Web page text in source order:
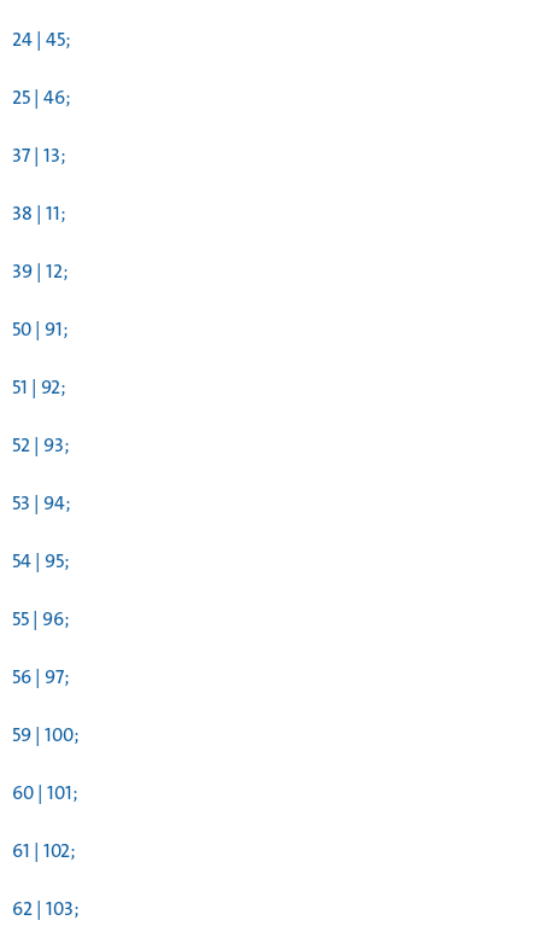
24 | 45;
25 | 46;
37 | 13;
38 | 11;
39 | 12;
50 | 91;
51 | 92;
52 | 93;
53 | 94;
54 | 95;
55 | 96;
56 | 97;
59 | 100;
60 | 101;
61 | 102;
62 | 103;